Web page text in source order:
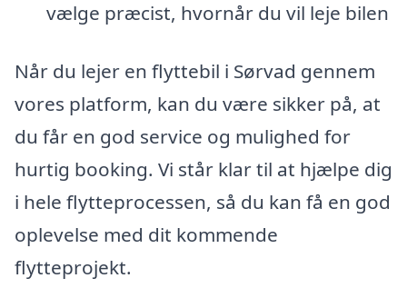
vælge præcist, hvornår du vil leje bilen
Når du lejer en flyttebil i Sørvad gennem
vores platform, kan du være sikker på, at
du får en god service og mulighed for
hurtig booking. Vi står klar til at hjælpe dig
i hele flytteprocessen, så du kan få en god
oplevelse med dit kommende
flytteprojekt.